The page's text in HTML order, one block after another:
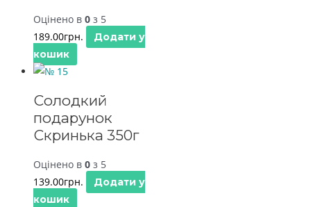
Оцінено в 0 з 5
189.00грн.
Додати у
кошик
Солодкий
подарунок
Скринька 350г
Оцінено в 0 з 5
139.00грн.
Додати у
кошик